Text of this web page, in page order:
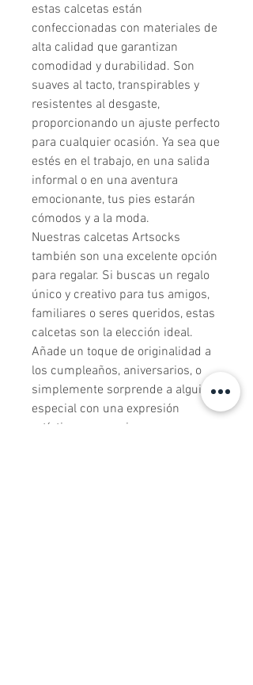
estas calcetas están
confeccionadas con materiales de
alta calidad que garantizan
comodidad y durabilidad. Son
suaves al tacto, transpirables y
resistentes al desgaste,
proporcionando un ajuste perfecto
para cualquier ocasión. Ya sea que
estés en el trabajo, en una salida
informal o en una aventura
emocionante, tus pies estarán
cómodos y a la moda.
Nuestras calcetas Artsocks
también son una excelente opción
para regalar. Si buscas un regalo
único y creativo para tus amigos,
familiares o seres queridos, estas
calcetas son la elección ideal.
Añade un toque de originalidad a
los cumpleaños, aniversarios, o
simplemente sorprende a alguien
especial con una expresión
artística en sus pies.